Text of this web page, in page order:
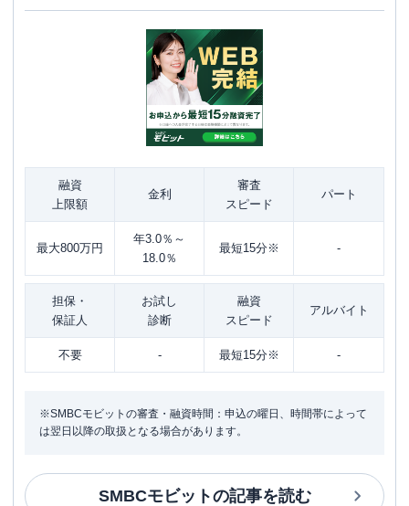
融資
上限額
金利
審査
スピード
パート
最大800万円
年3.0％～
18.0％
最短15分※ -
担保・
保証人
お試し
診断
融資
スピード
アルバイト
不要 - 最短15分※ -
※SMBCモビットの審査・融資時間：申込の曜日、時間帯によって
は翌日以降の取扱となる場合があります。
SMBCモビットの記事を読む